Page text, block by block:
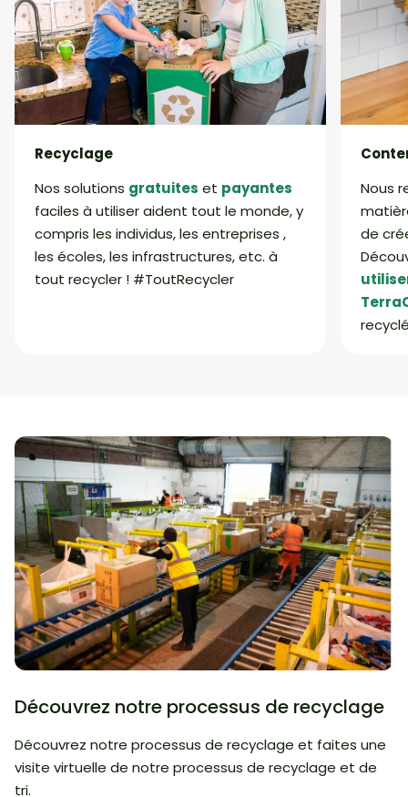
Recyclage
Nos solutions gratuites et payantes
faciles à utiliser aident tout le monde, y
compris les individus, les entreprises ,
les écoles, les infrastructures, etc. à
tout recycler ! #ToutRecycler
Nous
de
Découvrez notre processus de recyclage
Découvrez notre processus de recyclage et faites une
visite virtuelle de notre processus de recyclage et de
tri.